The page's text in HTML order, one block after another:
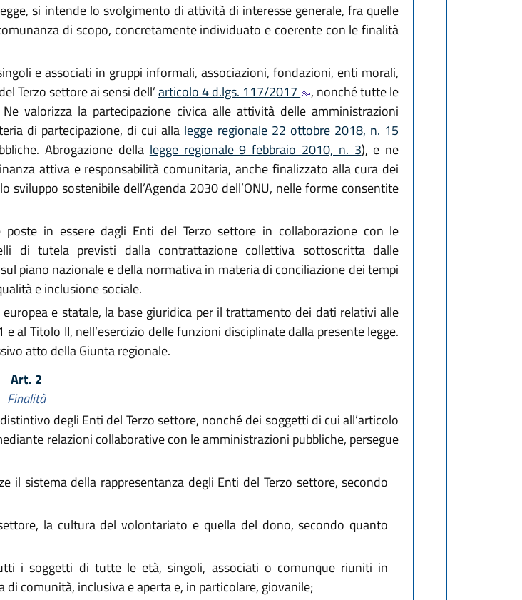
si intende lo svolgimento di attività di interesse generale, fra quelle
di scopo, concretamente individuato e coerente con le finalità
e associati in gruppi informali, associazioni, fondazioni, enti morali,
Terzo settore ai sensi dell’articolo 4 d.lgs. 117/2017
, nonché tutte le
valorizza la partecipazione civica alle attività delle amministrazioni
di partecipazione, di cui alla legge regionale 22 ottobre 2018, n. 15
Abrogazione della legge regionale 9 febbraio 2010, n. 3), e ne
attiva e responsabilità comunitaria, anche finalizzato alla cura dei
sostenibile dell’Agenda 2030 dell’ONU, nelle forme consentite
in essere dagli Enti del Terzo settore in collaborazione con le
di tutela previsti dalla contrattazione collettiva sottoscritta dalle
piano nazionale e della normativa in materia di conciliazione dei tempi
e inclusione sociale.
e statale, la base giuridica per il trattamento dei dati relativi alle
al Titolo II, nell’esercizio delle funzioni disciplinate dalla presente legge.
atto della Giunta regionale.
Art. 2
Finalità
degli Enti del Terzo settore, nonché dei soggetti di cui all’articolo
relazioni collaborative con le amministrazioni pubbliche, persegue
il sistema della rappresentanza degli Enti del Terzo settore, secondo
la cultura del volontariato e quella del dono, secondo quanto
i soggetti di tutte le età, singoli, associati o comunque riuniti in
comunità, inclusiva e aperta e, in particolare, giovanile;